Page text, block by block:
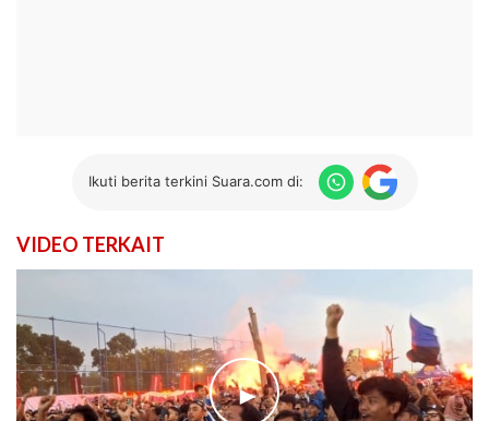
Ikuti berita terkini Suara.com di:
VIDEO TERKAIT
►